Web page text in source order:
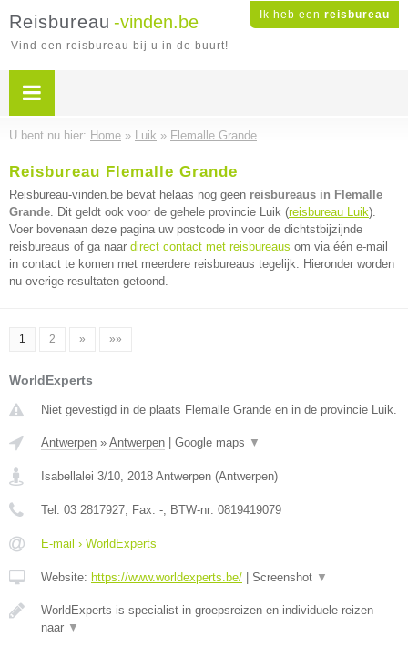
Ik heb een reisbureau
Reisbureau -vinden.be
Vind een reisbureau bij u in de buurt!
U bent nu hier: Home » Luik » Flemalle Grande
Reisbureau Flemalle Grande
Reisbureau-vinden.be bevat helaas nog geen reisbureaus in Flemalle
Grande. Dit geldt ook voor de gehele provincie Luik (reisbureau Luik).
Voer bovenaan deze pagina uw postcode in voor de dichtstbijzijnde
reisbureaus of ga naar direct contact met reisbureaus om via één e-mail
in contact te komen met meerdere reisbureaus tegelijk. Hieronder worden
nu overige resultaten getoond.
1 2 » »»
WorldExperts
Niet gevestigd in de plaats Flemalle Grande en in de provincie Luik.
Antwerpen » Antwerpen Google maps ▼
Isabellalei 3/10, 2018 Antwerpen (Antwerpen)
Tel: 03 2817927, Fax: -, BTW-nr: 0819419079
E-mail › WorldExperts
Website: https://www.worldexperts.be/ Screenshot ▼
WorldExperts is specialist in groepsreizen en individuele reizen
naar ▼